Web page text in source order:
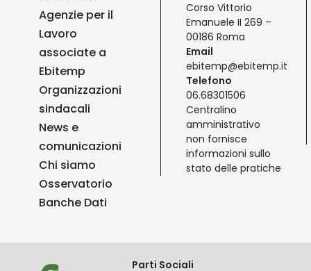
Agenzie per il
Lavoro
associate a
Ebitemp
Organizzazioni
sindacali
News e
comunicazioni
Chi siamo
Osservatorio
Banche Dati
Corso Vittorio
Emanuele II 269 –
00186 Roma
Email
ebitemp@ebitemp.it
Telefono
06.68301506
Centralino
amministrativo
non fornisce
informazioni sullo
stato delle pratiche
Parti Sociali